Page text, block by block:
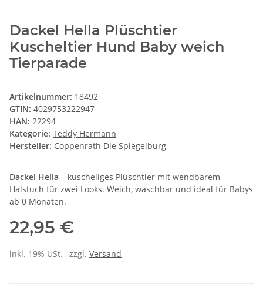
Dackel Hella Plüschtier
Kuscheltier Hund Baby weich
Tierparade
Artikelnummer: 18492
GTIN: 4029753222947
HAN: 22294
Kategorie: Teddy Hermann
Hersteller: Coppenrath Die Spiegelburg
Dackel Hella – kuscheliges Plüschtier mit wendbarem
Halstuch für zwei Looks. Weich, waschbar und ideal für Babys
ab 0 Monaten.
22,95 €
inkl. 19% USt. , zzgl. Versand